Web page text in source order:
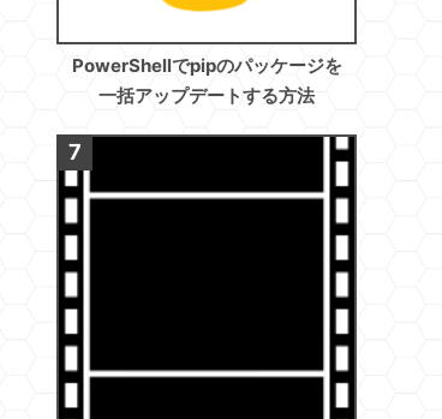
PowerShellでpipのパッケージを
一括アップデートする方法